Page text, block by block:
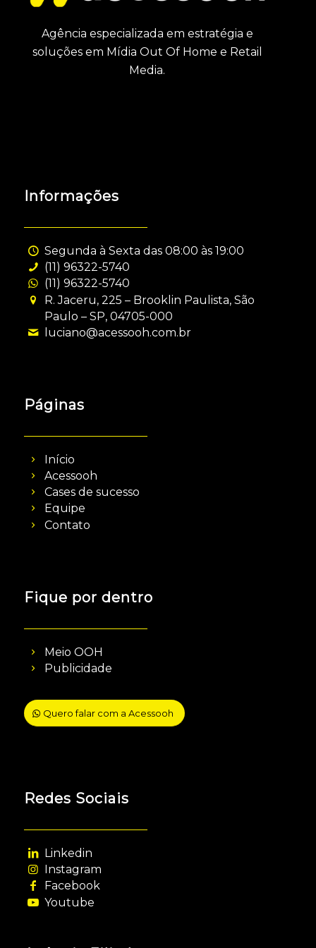
Agência especializada em estratégia e
soluções em Mídia Out Of Home e Retail
Media.
Informações
Segunda à Sexta das 08:00 às 19:00
(11) 96322-5740
(11) 96322-5740
R. Jaceru, 225 – Brooklin Paulista, São
Paulo – SP, 04705-000
luciano@acessooh.com.br
Páginas
Início
Acessooh
Cases de sucesso
Equipe
Contato
Fique por dentro
Meio OOH
Publicidade
Quero falar com a Acessooh
Redes Sociais
Linkedin
Instagram
Facebook
Youtube